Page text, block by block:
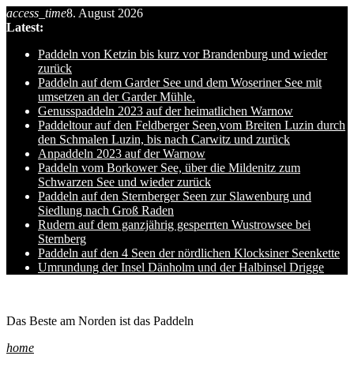
Skip
to
content
access_time8. August 2026
Latest:
Paddeln von Ketzin bis kurz vor Brandenburg und wieder
zurück
Paddeln auf dem Garder See und dem Woseriner See mit
umsetzen an der Garder Mühle.
Genusspaddeln 2023 auf der heimatlichen Warnow
Paddeltour auf den Feldberger Seen,vom Breiten Luzin durch
den Schmalen Luzin, bis nach Carwitz und zurück
Anpaddeln 2023 auf der Warnow
Paddeln vom Borkower See, über die Mildenitz zum
Schwarzen See und wieder zurück
Paddeln auf den Sternberger Seen zur Slawenburg und
Siedlung nach Groß Raden
Rudern auf dem ganzjährig gesperrten Wustrowsee bei
Sternberg
Paddeln auf den 4 Seen der nördlichen Klocksiner Seenkette
Umrundung der Insel Dänholm und der Halbinsel Drigge
Das Beste am Norden ist das Paddeln
home